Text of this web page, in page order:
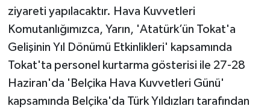
ziyareti yapılacaktır. Hava Kuvvetleri
Komutanlığımızca, Yarın, 'Atatürk’ün Tokat'a
Gelişinin Yıl Dönümü Etkinlikleri' kapsamında
Tokat'ta personel kurtarma gösterisi ile 27-28
Haziran'da 'Belçika Hava Kuvvetleri Günü'
kapsamında Belçika'da Türk Yıldızları tarafından